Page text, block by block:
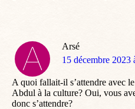
Arsé
dit
15 décembre 2023
A quoi fallait-il s’attendre avec
Abdul à la culture? Oui, vous
donc s’attendre?